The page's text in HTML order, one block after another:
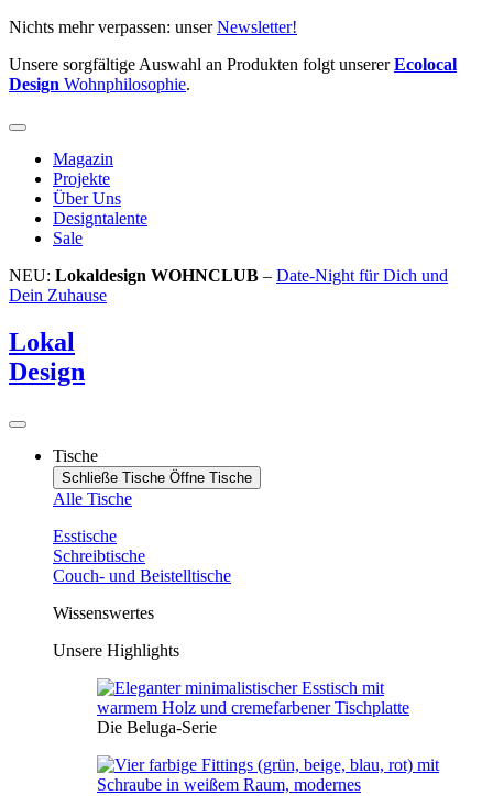
Zum
springen
Nichts mehr verpassen: unserNewsletter!
Unsere sorgfältige Auswahl an Produkten folgt unsererEcolocal
Design Wohnphilosophie.
Magazin
Projekte
Über Uns
Designtalente
Sale
NEU: Lokaldesign WOHNCLUB – Date-Night für Dich und
Dein Zuhause
Lokal
Design
Tische
Schließe Tische Öffne Tische
Alle Tische
Esstische
Schreibtische
Couch- und Beistelltische
Wissenswertes
Unsere Highlights
Die Beluga-Serie